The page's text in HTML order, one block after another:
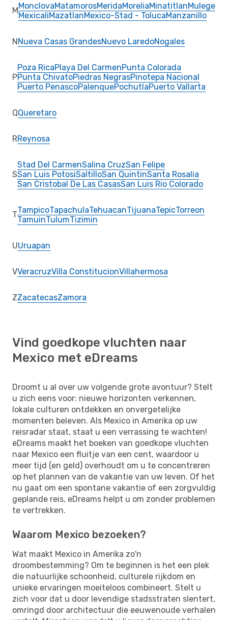
MMonclovaMatamorosMeridaMoreliaMinatitlanMulege
MexicaliMazatlanMexico-Stad - TolucaManzanillo
NNueva Casas GrandesNuevo LaredoNogales
P
Poza RicaPlaya Del CarmenPunta Colorada
Punta ChivatoPiedras NegrasPinotepa Nacional
Puerto PenascoPalenquePochutlaPuerto Vallarta
QQueretaro
RReynosa
S
Stad Del CarmenSalina CruzSan Felipe
San Luis PotosiSaltilloSan QuintinSanta Rosalia
San Cristobal De Las CasasSan Luis Rio Colorado
TTampicoTapachulaTehuacanTijuanaTepicTorreon
TamuinTulumTizimin
UUruapan
VVeracruzVilla ConstitucionVillahermosa
ZZacatecasZamora
Vind goedkope vluchten naar
Mexico met eDreams
Droomt u al over uw volgende grote avontuur? Stelt
u zich eens voor: nieuwe horizonten verkennen,
lokale culturen ontdekken en onvergetelijke
momenten beleven. Als Mexico in Amerika op uw
reisradar staat, staat u een verrassing te wachten!
eDreams maakt het boeken van goedkope vluchten
naar Mexico een fluitje van een cent, waardoor u
meer tijd (en geld) overhoudt om u te concentreren
op het plannen van de vakantie van uw leven. Of het
nu gaat om een ​​spontane vakantie of een zorgvuldig
geplande reis, eDreams helpt u om zonder problemen
te vertrekken.
Waarom Mexico bezoeken?
Wat maakt Mexico in Amerika zo'n
droombestemming? Om te beginnen is het een plek
die natuurlijke schoonheid, culturele rijkdom en
unieke ervaringen moeiteloos combineert. Stelt u
zich voor dat u door levendige stadsstraten slentert,
omringd door architectuur die eeuwenoude verhalen